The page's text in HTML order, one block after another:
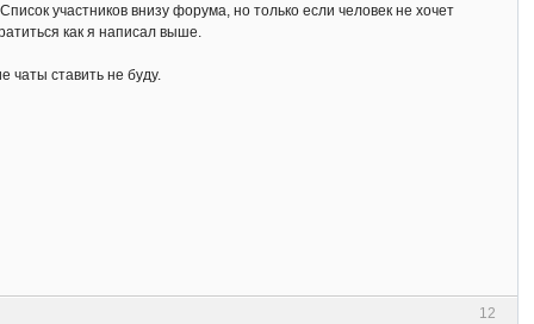
участников внизу форума, но только если человек не хочет
как я написал выше.
чаты ставить не буду.
12